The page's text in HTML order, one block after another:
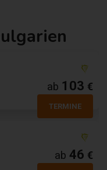
ab 103 €
TERMINE
ab 46 €